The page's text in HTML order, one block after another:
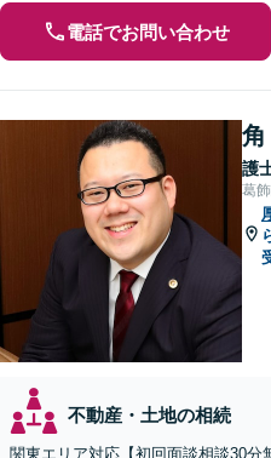
電話でお問い合わせ
護
葛
不動産・土地の相続
関東エリア対応【初回面談相談30